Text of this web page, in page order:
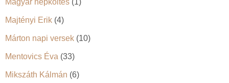
Majtényi Erik (4)
Márton napi versek (10)
Mentovics Éva (33)
Mikszáth Kálmán (6)